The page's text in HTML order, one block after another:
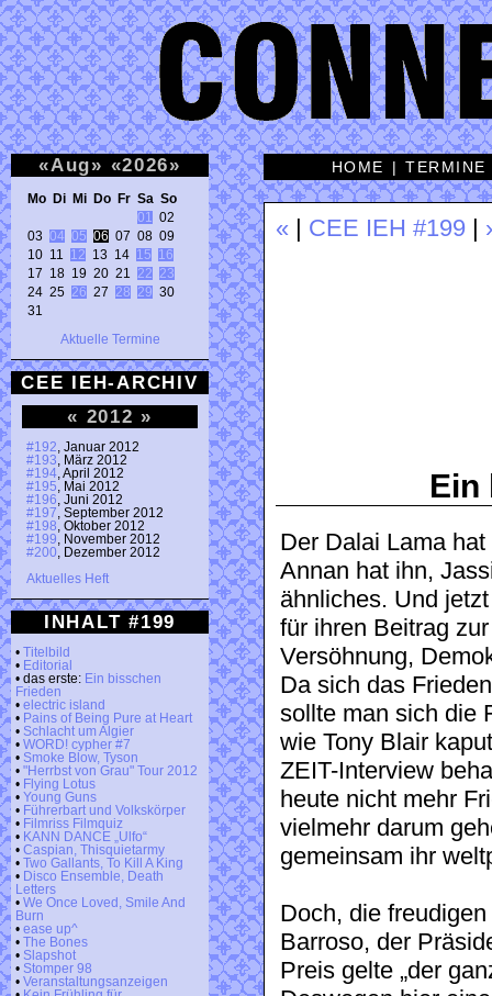
«Aug» «2026»
Mo Di Mi Do Fr Sa So
01
02
03 04 05 06 07 08 09
10 11 12 13 14 15
16
17 18 19 20 21 22
23
24 25 26 27 28 29 30
31
Aktuelle Termine
CEE IEH-ARCHIV
« 2012 »
#192 , Januar 2012
#193 , März 2012
#194 , April 2012
#195 , Mai 2012
#196 , Juni 2012
#197 , September 2012
#198 , Oktober 2012
#199 , November 2012
#200 , Dezember 2012
Aktuelles Heft
INHALT #199
• Titelbild
• Editorial
• das erste: Ein bisschen
Frieden
• electric island
• Pains of Being Pure at Heart
• Schlacht um Algier
• WORD! cypher #7
• Smoke Blow, Tyson
• "Herrbst von Grau" Tour 2012
• Flying Lotus
• Young Guns
• Führerbart und Volkskörper
• Filmriss Filmquiz
• KANN DANCE „Ulfo“
• Caspian, Thisquietarmy
• Two Gallants, To Kill A King
• Disco Ensemble, Death
Letters
• We Once Loved, Smile And
Burn
• ease up^
• The Bones
• Slapshot
• Stomper 98
• Veranstaltungsanzeigen
HOME |TERMINE
« CEE IEH #199
Ein
Der Dalai Lama
Annan hat ihn,
ähnliches. Und
für ihren Beitrag
Versöhnung,
Da sich das
sollte man sich die
wie Tony Blair
ZEIT-Interview
heute nicht mehr
vielmehr darum
gemeinsam ihr
Doch, die
Barroso, der
Preis gelte „der